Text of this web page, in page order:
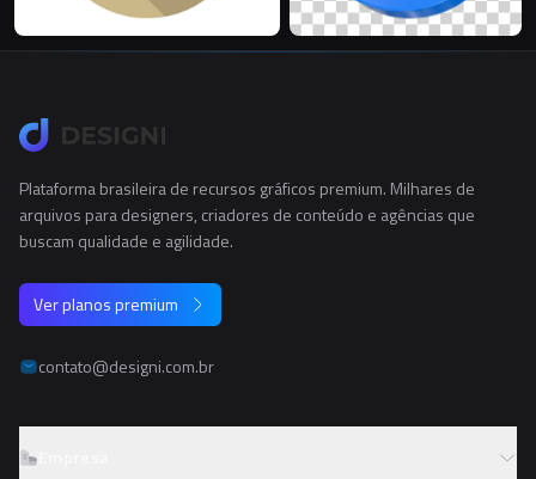
Plataforma brasileira de recursos gráficos premium. Milhares de
arquivos para designers, criadores de conteúdo e agências que
buscam qualidade e agilidade.
Ver planos premium
contato@designi.com.br